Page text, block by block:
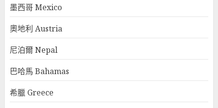
墨西哥 Mexico
奧地利 Austria
尼泊爾 Nepal
巴哈馬 Bahamas
希臘 Greece